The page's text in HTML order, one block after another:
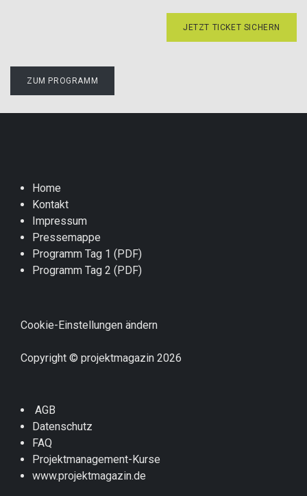
JETZT TICKET SICHERN
ZUM PROGRAMM
Home
Kontakt
Impressum
Pressemappe
Programm Tag 1 (PDF)
Programm Tag 2 (PDF)
Cookie-Einstellungen ändern
Copyright © projektmagazin 2026
AGB
Datenschutz
FAQ
Projektmanagement-Kurse
www.projektmagazin.de